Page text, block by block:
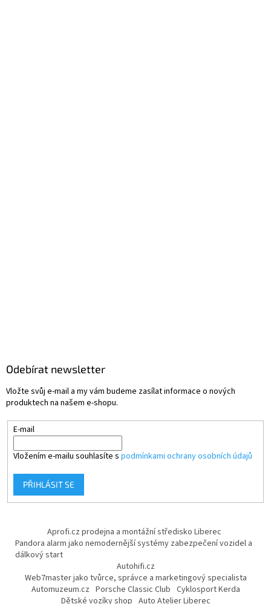
Odebírat newsletter
Vložte svůj e-mail a my vám budeme zasílat informace o nových
produktech na našem e-shopu.
E-mail
Vložením e-mailu souhlasíte s podmínkami ochrany osobních údajů
PŘIHLÁSIT SE
Aprofi.cz prodejna a montážní středisko Liberec
Pandora alarm jako nemodernější systémy zabezpečení vozidel a
dálkový start
Autohifi.cz
Web7master jako tvůrce, správce a marketingový specialista
Automuzeum.cz Porsche Classic Club Cyklosport Kerda
Dětské vozíky shop Auto Atelier Liberec